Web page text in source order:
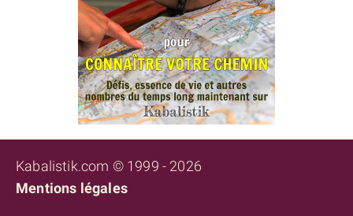
Kabalistik.com © 1999 - 2026
Mentions légales